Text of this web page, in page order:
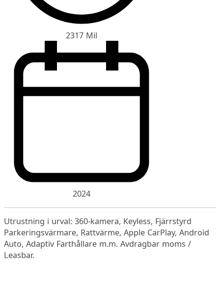
2317 Mil
2024
Utrustning i urval: 360-kamera, Keyless, Fjärrstyrd
Parkeringsvärmare, Rattvärme, Apple CarPlay, Android
Auto, Adaptiv Farthållare m.m. Avdragbar moms /
Leasbar.